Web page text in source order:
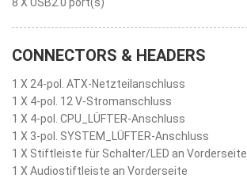
CONNECTORS & HEADERS
1 X 24-pol. ATX-Netzteilanschluss
1 X 4-pol. 12 V-Stromanschluss
1 X 4-pol. CPU_LÜFTER-Anschluss
1 X 3-pol. SYSTEM_LÜFTER-Anschluss
1 X Stiftleiste für Schalter/LED an Vorderseite
1 X Audiostiftleiste an Vorderseite